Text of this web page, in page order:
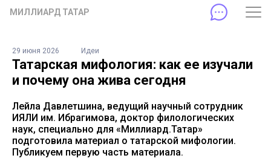
МИЛЛИАРД ТАТАР
29 июня 2026 Идеи
Татарская мифология: как ее изучали
и почему она жива сегодня
Лейла Давлетшина, ведущий научный сотрудник
ИЯЛИ им. Ибрагимова, доктор филологических
наук, специально для «Миллиард.Татар»
подготовила материал о татарской мифологии.
Публикуем первую часть материала.